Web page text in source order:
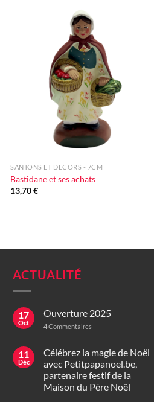
SANTONS ET DÉCORS - 7CM
Bastidane et ses achats
13,70€
ACTUALITÉ
17
Oct
Ouverture 2025
4Commentaires
11
Déc
Célébrez la magie de Noël
avec Petitpapanoel.be,
partenaire festif de la
Maison du Père Noël